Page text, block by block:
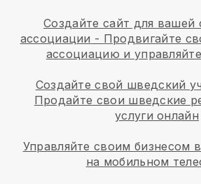
Создайте сайт для вашей
ассоциации - Продвигайте
ассоциацию и
Создайте свой шведский
Продайте свои шведские
услуги онлайн
Управляйте своим бизнесом
на мобильном